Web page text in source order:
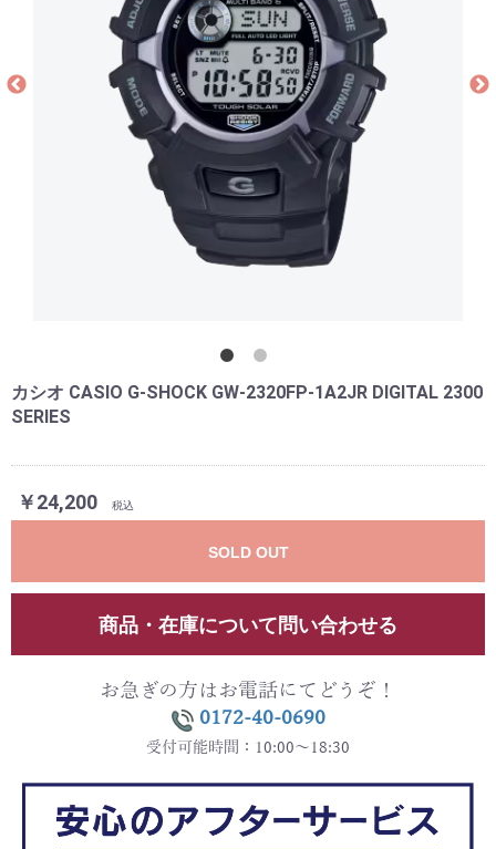
カシオ CASIO G-SHOCK GW-2320FP-1A2JR DIGITAL 2300
SERIES
￥24,200 税込
SOLD OUT
商品・在庫について問い合わせる
お急ぎの方はお電話にてどうぞ！
0172-40-0690
受付可能時間：10:00～18:30